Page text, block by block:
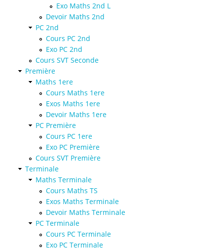
Exo Maths 2nd L
Devoir Maths 2nd
PC 2nd
Cours PC 2nd
Exo PC 2nd
Cours SVT Seconde
Première
Maths 1ere
Cours Maths 1ere
Exos Maths 1ere
Devoir Maths 1ere
PC Première
Cours PC 1ere
Exo PC Première
Cours SVT Première
Terminale
Maths Terminale
Cours Maths TS
Exos Maths Terminale
Devoir Maths Terminale
PC Terminale
Cours PC Terminale
Exo PC Terminale